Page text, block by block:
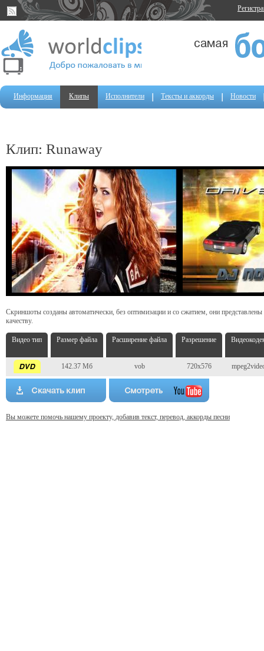
Информация Клипы Исполнители Тексты и аккорды Новости
Клип: Runaway
Скриншоты созданы автоматически, без оптимизации и со сжатием, они
качеству.
Видео тип Размер файла Расширение файла Разрешение
142.37 Мб vob 720x576
Вы можете помочь нашему проекту, добавив текст, перевод, аккорды песни